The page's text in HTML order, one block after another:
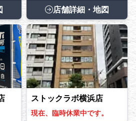
店舗詳細・地図
ストックラボ横浜店
現在、臨時休業中です。